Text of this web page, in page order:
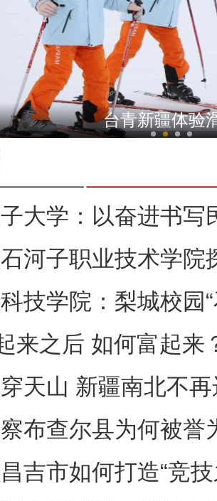
新疆铁门关：迎数千只灰
台青新疆体验
新疆北屯：冰上龙舟竞
大学：以奋进书写
河子职业技术学院
技学院：梨城校园
心来之后 如何富起来
天山 新疆南北不
布查尔县为何被誉
吉市如何打造“竞